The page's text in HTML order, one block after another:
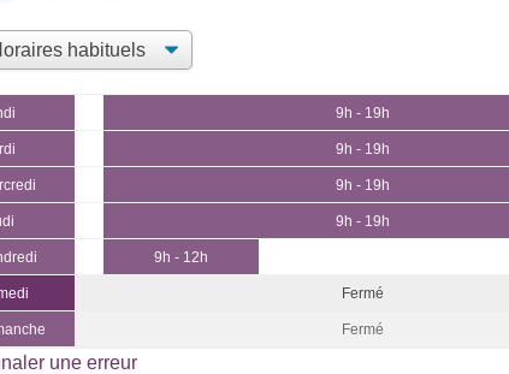
9h - 19h
9h - 19h
9h - 19h
9h - 19h
9h - 12h
Fermé
Fermé
une erreur